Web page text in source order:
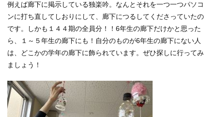
例えば廊下に掲示している独楽吟。なんとそれを一つ一つパソコ
ンに打ち直してしおりにして、廊下につるしてくださっていたの
です。しかも１４４期の全員分！！6年生の廊下だけかと思った
ら、１～５年生の廊下にも！自分のものが6年生の廊下にない人
は、どこかの学年の廊下に飾られています。ぜひ探しに行ってみ
ましょう！